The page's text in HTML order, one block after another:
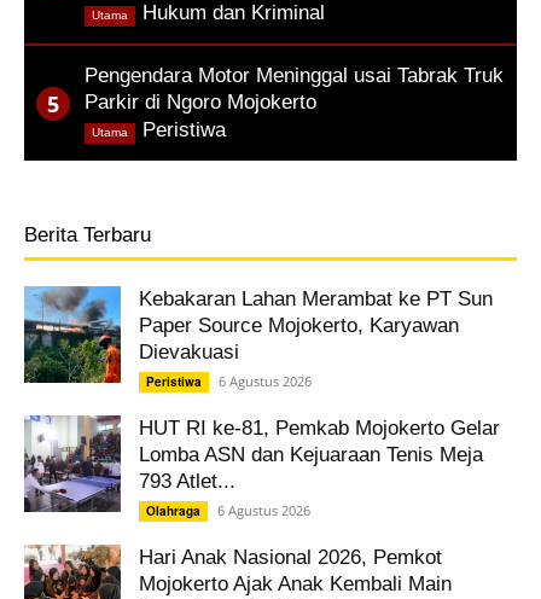
Hukum dan Kriminal
Utama
Pengendara Motor Meninggal usai Tabrak Truk
Parkir di Ngoro Mojokerto
Peristiwa,
Utama
Berita Terbaru
Kebakaran Lahan Merambat ke PT Sun
Paper Source Mojokerto, Karyawan
Dievakuasi
Peristiwa 6 Agustus 2026
HUT RI ke-81, Pemkab Mojokerto Gelar
Lomba ASN dan Kejuaraan Tenis Meja
793 Atlet...
Olahraga 6 Agustus 2026
Hari Anak Nasional 2026, Pemkot
Mojokerto Ajak Anak Kembali Main